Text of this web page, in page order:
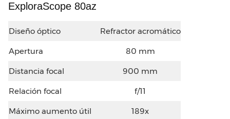
ExploraScope 80az
Diseño óptico Refractor acromático
Apertura 80 mm
Distancia focal 900 mm
Relación focal f/11
Máximo aumento útil 189x